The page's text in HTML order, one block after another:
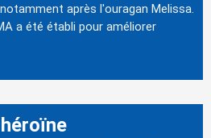
après l'ouragan Melissa.
a été établi pour améliorer